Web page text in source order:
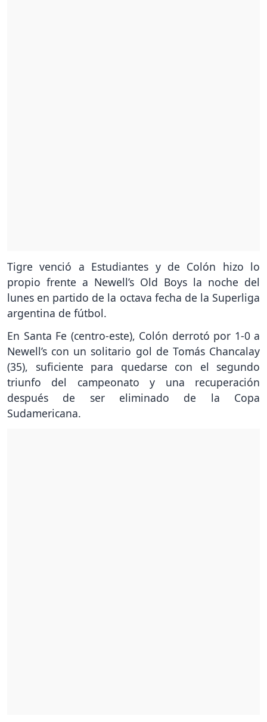
Tigre venció a Estudiantes y de Colón hizo lo
propio frente a Newell’s Old Boys la noche del
lunes en partido de la octava fecha de la Superliga
argentina de fútbol.
En Santa Fe (centro-este), Colón derrotó por 1-0 a
Newell’s con un solitario gol de Tomás Chancalay
(35), suficiente para quedarse con el segundo
triunfo del campeonato y una recuperación
después de ser eliminado de la Copa
Sudamericana.